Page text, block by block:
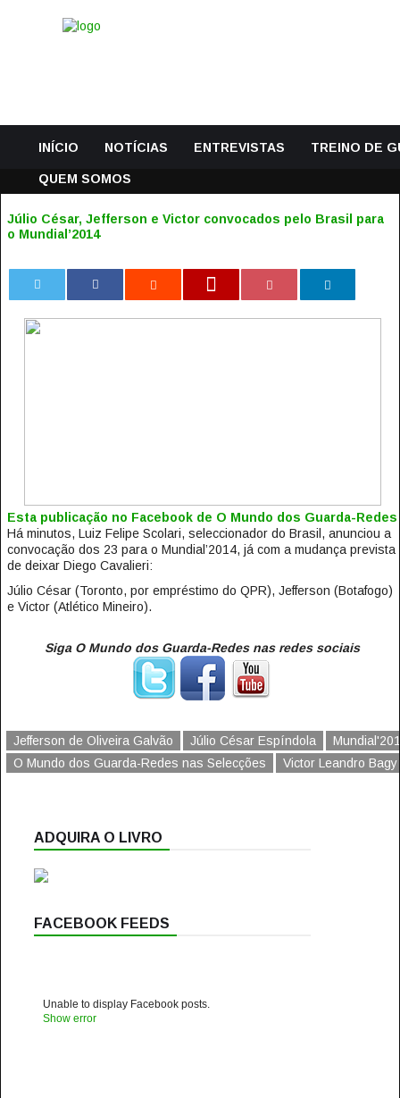
INÍCIO NOTÍCIAS ENTREVISTAS TREINO DE
QUEM SOMOS
Júlio César, Jefferson e Victor convocados pelo Brasil para
o Mundial’2014
0
Esta publicação no Facebook de O Mundo dos Guarda-Redes
Há minutos, Luiz Felipe Scolari, seleccionador do Brasil, anunciou a
convocação dos 23 para o Mundial’2014, já com a mudança prevista
de deixar Diego Cavalieri:
Júlio César (Toronto, por empréstimo do QPR), Jefferson (Botafogo)
e Victor (Atlético Mineiro).
Siga O Mundo dos Guarda-Redes nas redes sociais
Jefferson de Oliveira Galvão Júlio César Espíndola
O Mundo dos Guarda-Redes nas Selecções
Victor Leandro Bagy
ADQUIRA O LIVRO
FACEBOOK FEEDS
Unable to display Facebook posts.
Show error